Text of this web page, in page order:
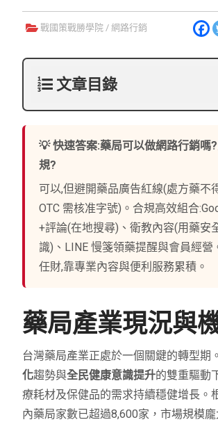
戰國策戰勝學院 /網路行銷
文章目錄
💡 快速答案:藥局可以做網路行銷嗎
規?
可以,但避開藥品廣告紅線(處方藥不
OTC 需核准字號)。合規高效組合
+評論(在地搜尋)、衛教內容(用藥安
識)、LINE 慢箋領藥提醒與會員經營
任財,靠專業內容與便利服務累積。
藥局產業現況與
台灣藥局產業正處於一個關鍵的轉型期
化趨勢與全民健康意識提升的雙重驅動
療耗材及保健品的需求持續穩健增長。
內藥局家數已超過8,600家，市場規模